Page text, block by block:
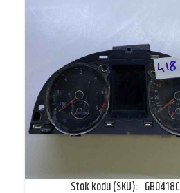
Stok kodu (SKU): GB0418C